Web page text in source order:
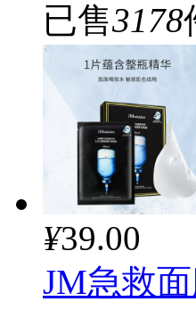
已售3178
¥39.00
JM急救